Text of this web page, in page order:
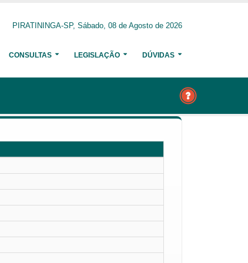
PIRATININGA-SP, Sábado, 08 de Agosto de 2026
CONSULTAS LEGISLAÇÃO DÚVIDAS